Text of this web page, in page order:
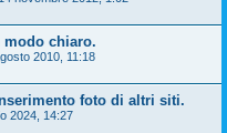
modo chiaro.
2010, 11:18
foto di altri siti.
2024, 14:27